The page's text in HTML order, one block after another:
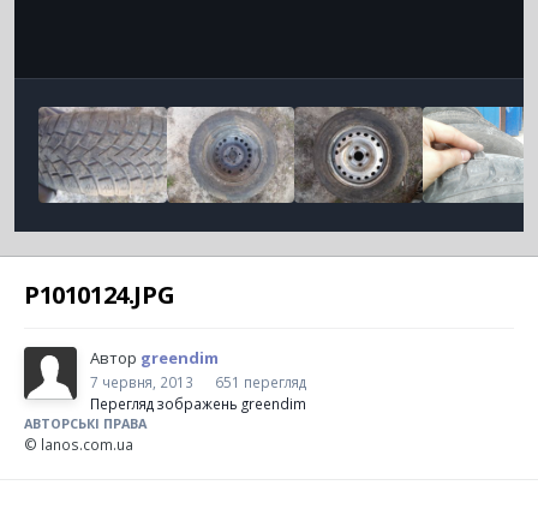
P1010124.JPG
Автор greendim
7 червня, 2013
651 перегляд
Перегляд зображень greendim
АВТОРСЬКІ ПРАВА
© lanos.com.ua